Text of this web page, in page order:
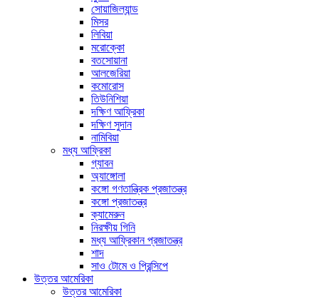
সোয়াজিল্যান্ড
মিসর
লিবিয়া
মরোক্কো
বতসোয়ানা
আলজেরিয়া
কমোরোস
তিউনিশিয়া
দক্ষিণ আফ্রিকা
দক্ষিণ সুদান
নামিবিয়া
মধ্য আফ্রিকা
গ্যাবন
অ্যাঙ্গোলা
কঙ্গো গণতান্ত্রিক প্রজাতন্ত্র
কঙ্গো প্রজাতন্ত্র
ক্যামেরুন
নিরক্ষীয় গিনি
মধ্য আফ্রিকান প্রজাতন্ত্র
শাদ
সাও টোমে ও প্রিন্সিপে
উত্তর আমেরিকা
উত্তর আমেরিকা